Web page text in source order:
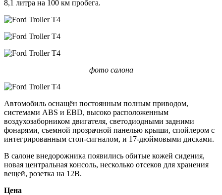
8,1 литра на 100 км пробега.
фото салона
Автомобиль оснащён постоянным полным приводом,
системами ABS и EBD, высоко расположенным
воздухозаборником двигателя, светодиодными задними
фонарями, съемной прозрачной панелью крыши, спойлером с
интегрированным стоп-сигналом, и 17-дюймовыми дисками.
В салоне внедорожника появились обитые кожей сидения,
новая центральная консоль, несколько отсеков для хранения
вещей, розетка на 12В.
Цена